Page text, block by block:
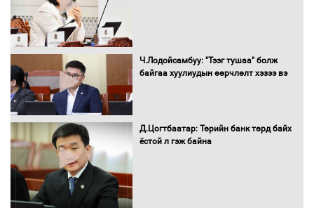
Н.Номтойбаяр: Аймгуудад тулгамдаж
С.Бямбацогт Зүүн Азийн
Ч.Лодойсамбуу: "Тээг тушаа" болж
байгаа хуулиудын өөрчлөлт хэзээ вэ
Д.Цогтбаатар: Төрийн банк төрд байх
ёстой л гэж байна